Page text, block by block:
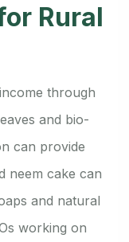
Rural
through
and bio-
can provide
neem cake can
and natural
working on